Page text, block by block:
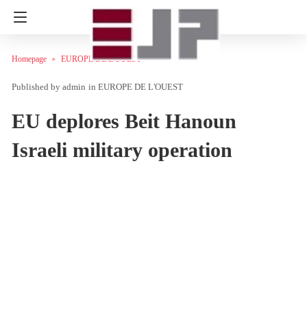
Homepage EUROPE DE L'OUEST
admin in EUROPE DE L'OUEST
EU deplores Beit Hanoun
Israeli military operation